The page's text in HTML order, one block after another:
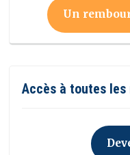
Un
Accès à toutes